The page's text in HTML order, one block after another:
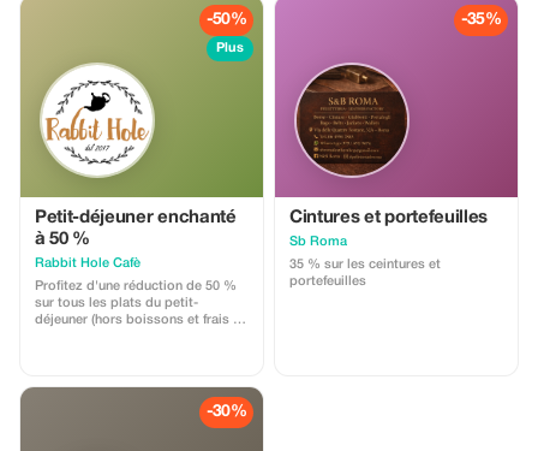
-50%
Plus
Petit-déjeuner enchanté
à 50 %
Rabbit Hole Cafè
Profitez d'une réduction de 50 %
sur tous les plats du petit-
déjeuner (hors boissons et frais de
prix avantageux !
-35%
Cintures et portefeuilles
Sb Roma
35 % sur les ceintures et
portefeuilles
-30%